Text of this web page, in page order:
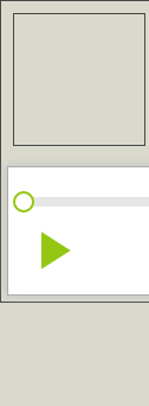
play_arrow